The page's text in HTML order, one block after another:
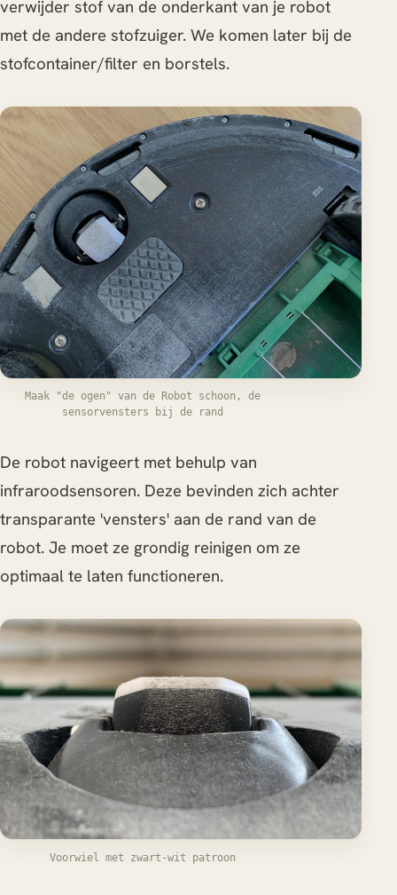
verwijder stof van de onderkant van je robot
met de andere stofzuiger. We komen later bij de
stofcontainer/filter en borstels.
Maak "de ogen" van de Robot schoon, de
sensorvensters bij de rand
De robot navigeert met behulp van
infraroodsensoren. Deze bevinden zich achter
transparante 'vensters' aan de rand van de
robot. Je moet ze grondig reinigen om ze
optimaal te laten functioneren.
Voorwiel met zwart-wit patroon